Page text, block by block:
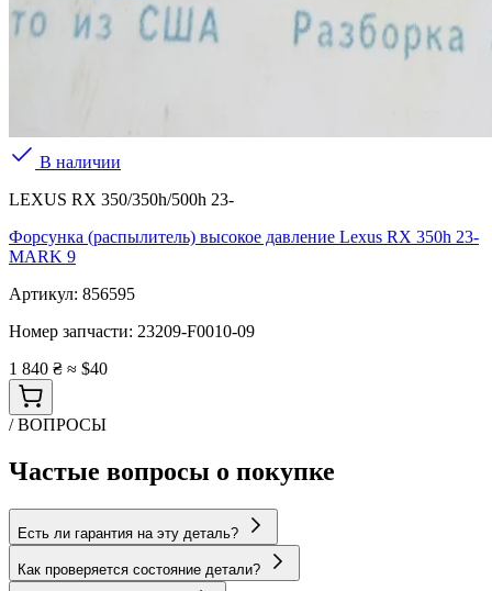
В наличии
LEXUS RX 350/350h/500h 23-
Форсунка (распылитель) высокое давление Lexus RX 350h 23-
MARK 9
Артикул: 856595
Номер запчасти: 23209-F0010-09
1 840 ₴ ≈ $40
/ ВОПРОСЫ
Частые вопросы о покупке
Есть ли гарантия на эту деталь?
Как проверяется состояние детали?